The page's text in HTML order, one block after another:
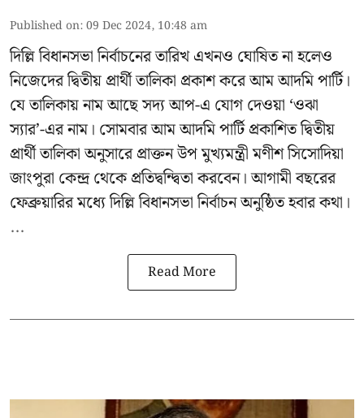
Published on:09 Dec 2024, 10:48 am
দিল্লি বিধানসভা নির্বাচনের তারিখ এখনও ঘোষিত না হলেও
নিজেদের দ্বিতীয় প্রার্থী তালিকা প্রকাশ করে আম আদমি পার্টি।
যে তালিকায় নাম আছে সদ্য আপ-এ যোগ দেওয়া ‘ওঝা
স্যার’-এর নাম। সোমবার আম আদমি পার্টি প্রকাশিত দ্বিতীয়
প্রার্থী তালিকা অনুসারে প্রাক্তন উপ মুখ্যমন্ত্রী মণীশ সিসোদিয়া
জাংপুরা কেন্দ্র থেকে প্রতিদ্বন্দ্বিতা করবেন। আগামী বছরের
ফেব্রুয়ারির মধ্যে দিল্লি বিধানসভা নির্বাচন অনুষ্ঠিত হবার কথা।
...
Read More